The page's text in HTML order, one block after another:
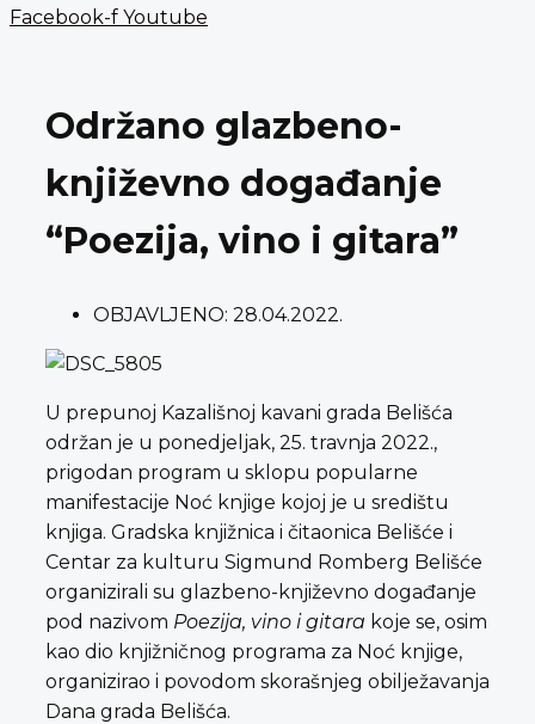
Facebook-f Youtube
Održano glazbeno-
književno događanje
“Poezija, vino i gitara”
OBJAVLJENO: 28.04.2022.
U prepunoj Kazališnoj kavani grada Belišća
održan je u ponedjeljak, 25. travnja 2022.,
prigodan program u sklopu popularne
manifestacije Noć knjige kojoj je u središtu
knjiga. Gradska knjižnica i čitaonica Belišće i
Centar za kulturu Sigmund Romberg Belišće
organizirali su glazbeno-književno događanje
pod nazivom Poezija, vino i gitara koje se, osim
kao dio knjižničnog programa za Noć knjige,
organizirao i povodom skorašnjeg obilježavanja
Dana grada Belišća.